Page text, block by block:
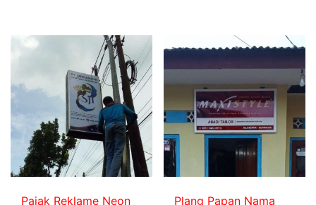
Pajak Reklame Neon Plang Papan Nama